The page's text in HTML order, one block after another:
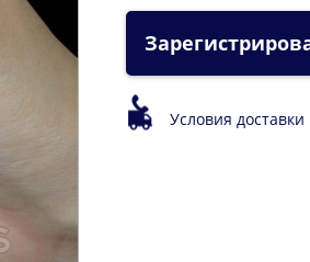
Условия